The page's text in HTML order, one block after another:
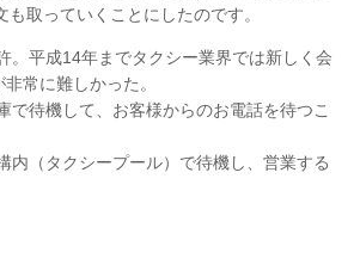
取っていくことにしたのです。
。平成14年までタクシー業界では新しく会
常に難しかった。
で待機して、お客様からのお電話を待つこ
内（タクシープール）で待機し、営業する